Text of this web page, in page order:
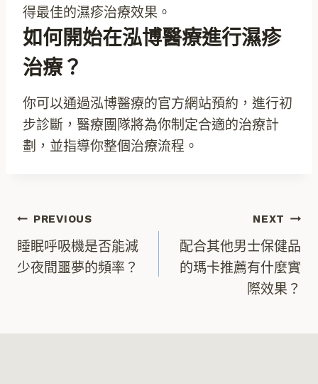
得最佳的濕疹治療效果。
如何開始在泓博醫療進行濕疹
治療？
你可以通過泓博醫療的官方網站預約，進行初
步診斷，醫療團隊將為你制定合適的治療計
劃，並指導你整個治療流程。
文
章
PREVIOUS
睡眠呼吸機是否能減
少夜間噩夢的頻率？
NEXT
配合其他男士保健品
的瑪卡推薦有什麼實
際效果？